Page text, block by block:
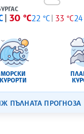
30 °C22 °C 33 °C24
МОРСКИ
КУРОРТИ
ПЪЛНАТА ПРОГНОЗА